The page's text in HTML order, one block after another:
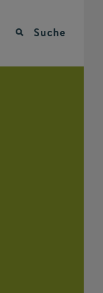
Suche